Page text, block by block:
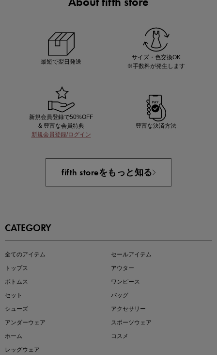
即戦力アイテム続々対象
最短で翌日発送
サイズ・色交換OK
※手数料が発生します
新規会員登録で50%OFF
& 豊富な会員特典
新規会員登録/ログイン
豊富な決済方法
fifth storeをもっと知る
CATEGORY
全てのアイテム
セールアイテム
トップス
アウター
ボトムス
ワンピース
セット
バッグ
シューズ
アクセサリー
アンダーウェア
スポーツウェア
ホーム
コスメ
レッグウェア